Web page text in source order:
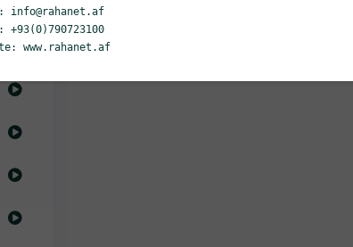
info@rahanet.af
+93(0)790723100
www.rahanet.af